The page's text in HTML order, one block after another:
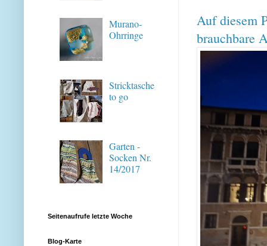
Auf diesem
brauchbare
Murano-
Ohrringe
Stricktasche
to go
Garten -
Socken Nr.
14/2017
Seitenaufrufe letzte Woche
Blog-Karte